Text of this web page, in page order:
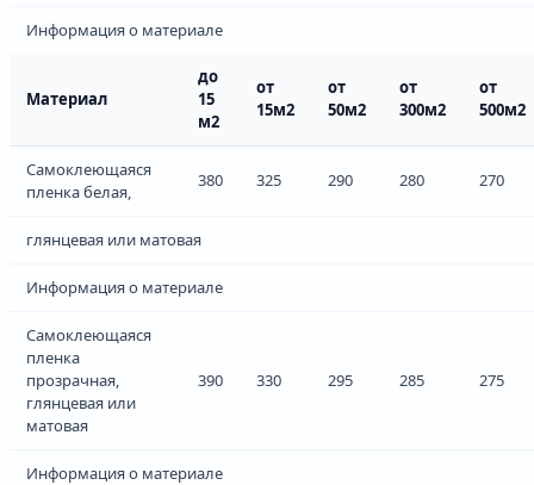
Информация о материале
Материал
до
15
м2
от
15м2
от
50м2
от
300м2
от
500м2
Самоклеющаяся
пленка белая,
380 325 290 280 270
глянцевая или матовая
Информация о материале
Самоклеющаяся
пленка
прозрачная,
глянцевая или
матовая
390 330 295 285 275
Информация о материале